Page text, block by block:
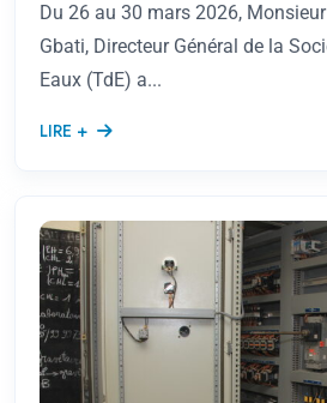
Du 26 au 30 mars 2026, Monsieur
Gbati, Directeur Général de la
Eaux (TdE) a...
LIRE +